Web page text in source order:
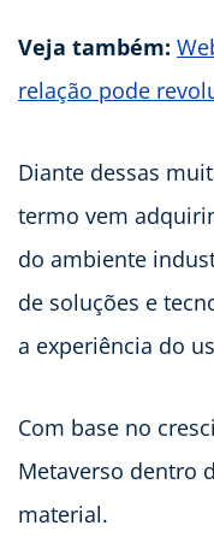
Veja também:
relação pode
Diante dessas
termo vem
do ambiente
de soluções e
a experiência do
Com base no
Metaverso dentro
material.